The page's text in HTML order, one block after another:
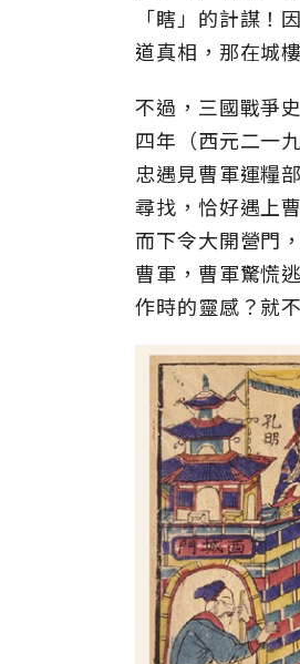
「瞎」的計謀！
道真相，那在城
不過，三國戰爭
四年（西元二一
忠遇見曹軍運糧
尋找，恰好遇上
而下令大開營門
曹軍，曹軍驚慌
作時的靈感？就